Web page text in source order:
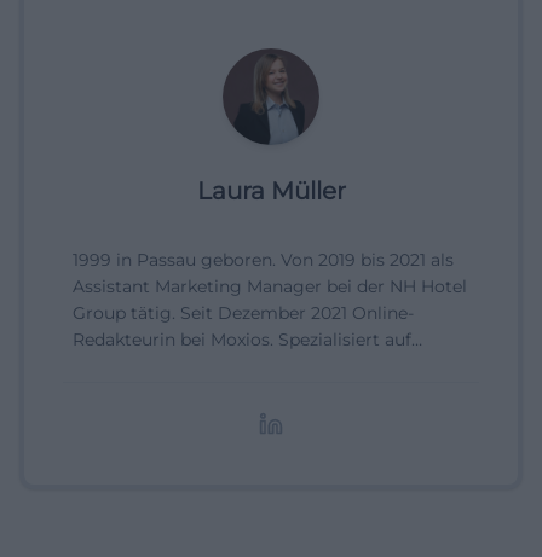
Laura Müller
1999 in Passau geboren. Von 2019 bis 2021 als
Assistant Marketing Manager bei der NH Hotel
Group tätig. Seit Dezember 2021 Online-
Redakteurin bei Moxios. Spezialisiert auf